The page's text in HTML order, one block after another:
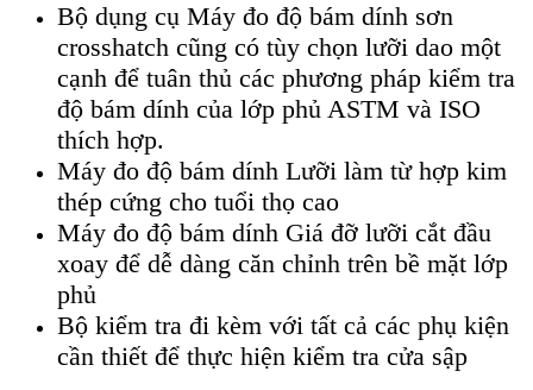
Bộ dụng cụ Máy đo độ bám dính sơn
crosshatch cũng có tùy chọn lưỡi dao một
cạnh để tuân thủ các phương pháp kiểm tra
độ bám dính của lớp phủ ASTM và ISO
thích hợp.
Máy đo độ bám dính Lưỡi làm từ hợp kim
thép cứng cho tuổi thọ cao
Máy đo độ bám dính Giá đỡ lưỡi cắt đầu
xoay để dễ dàng căn chỉnh trên bề mặt lớp
phủ
Bộ kiểm tra đi kèm với tất cả các phụ kiện
cần thiết để thực hiện kiểm tra cửa sập